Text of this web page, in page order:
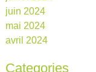
juin 2024
mai 2024
avril 2024
Categories